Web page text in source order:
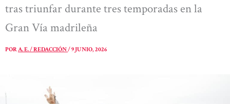
tras triunfar durante tres temporadas en la
Gran Vía madrileña
PORA. E. / REDACCIÓN/9 JUNIO, 2026